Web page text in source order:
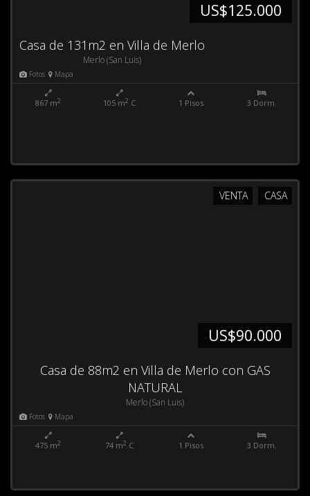
US$125.000
Casa de 131m2 en Villa de Merlo
Merlo (San Luis)
Fotos Mapa
867 m2 105 m2.C 1 Pisos 3 Dorm.
CASA
VENTA
US$90.000
Casa de 88m2 en Villa de Merlo con GAS
NATURAL
Merlo (San Luis)
Fotos Mapa
475 m2 74 m2.C 1 Pisos 3 Dorm.